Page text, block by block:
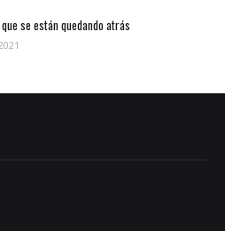
se están quedando atrás